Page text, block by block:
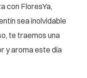
con FloresYa,
sea inolvidable
te traemos una
y aroma este día